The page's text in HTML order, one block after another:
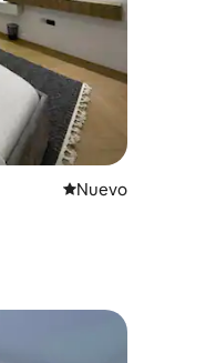
Nuevo alojamiento
Nuevo